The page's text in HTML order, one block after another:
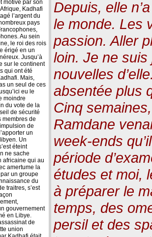
motivé par son
Kadhafi
l’argent du
pays
Au sein
le roi des rois
érigé en un
Jusqu’à
sur le continent
qui ont été
Mais,
un seul de ces
eu le
moindre
du vote de la
de sécurité
membres de
de
un
Un
éteint
ne sache
africaine qui au
amertume la
un groupe
du
traitres, s’est
gouvernement
en Libye.
de
union
Depuis, elle
le monde. Les
passion. Aller
loin. Je ne
nouvelles
absentée plus
Cinq
Ramdane
week-ends
période
études et moi,
à préparer le
temps, des
persil et des